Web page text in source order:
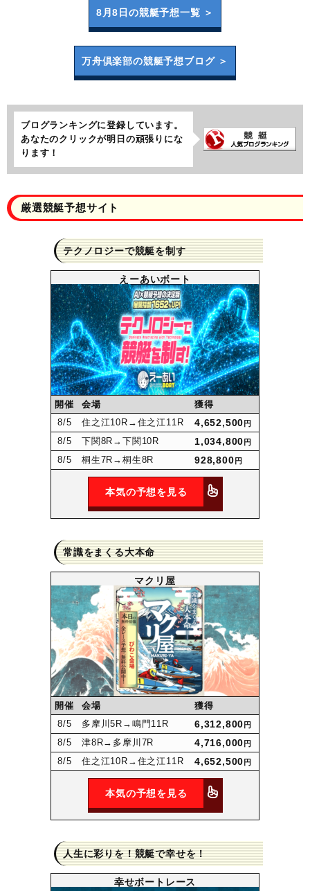
8月8日の競艇予想一覧 ＞
万舟倶楽部の競艇予想ブログ ＞
ブログランキングに登録しています。
あなたのクリックが明日の頑張りにな
ります！
厳選競艇予想サイト
テクノロジーで競艇を制す
えーあいボート
開催 会場
獲得
8/5 住之江10R →住之江11R 4,652,500 円
8/5 下関8R →下関10R 1,034,800 円
8/5 桐生7R →桐生8R 928,800 円
本気の予想を見る
常識をまくる大本命
マクリ屋
開催 会場
獲得
8/5 多摩川5R →鳴門11R 6,312,800 円
8/5 津8R→多摩川7R 4,716,000 円
8/5 住之江10R →住之江11R 4,652,500 円
本気の予想を見る
人生に彩りを！競艇で幸せを！
幸せボートレース